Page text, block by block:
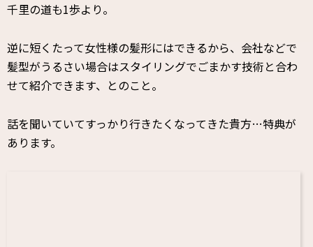
千里の道も1歩より。
逆に短くたって女性様の髪形にはできるから、会社などで
髪型がうるさい場合はスタイリングでごまかす技術と合わ
せて紹介できます、とのこと。
話を聞いていてすっかり行きたくなってきた貴方…特典が
あります。